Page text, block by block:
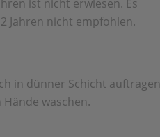
ist nicht erwiesen. Es
Jahren nicht empfohlen.
in dünner Schicht auftragen
waschen.